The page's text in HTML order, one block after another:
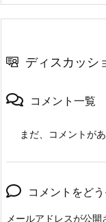
ディスカッシ
コメント一覧
まだ、コメントが
コメントをど
メールアドレスが公開